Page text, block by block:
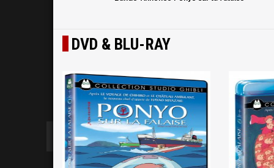
DVD & BLU-RAY